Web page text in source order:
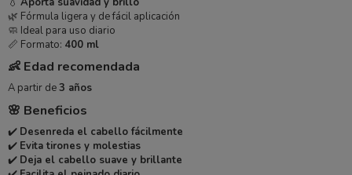
🌿 Fórmula ligera y de fácil aplicación
🧼 Ideal para uso diario
📏 Formato: 400 ml
👶 Edad recomendada
A partir de3 años
🌸 Beneficios
✔️ Desenreda el cabello fácilmente
✔️ Evita tirones y molestias
✔️ Deja el cabello suave y brillante